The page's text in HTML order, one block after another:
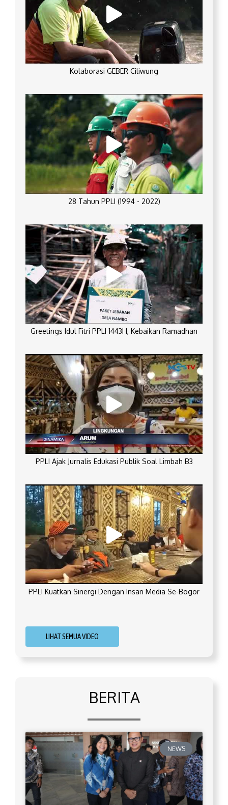
Kolaborasi GEBER Ciliwung
28 Tahun PPLI (1994 - 2022)
Greetings Idul Fitri PPLI 1443H, Kebaikan Ramadhan
PPLI Ajak Jurnalis Edukasi Publik Soal Limbah B3
PPLI Kuatkan Sinergi Dengan Insan Media Se-Bogor
LIHAT SEMUA VIDEO
BERITA
NEWS